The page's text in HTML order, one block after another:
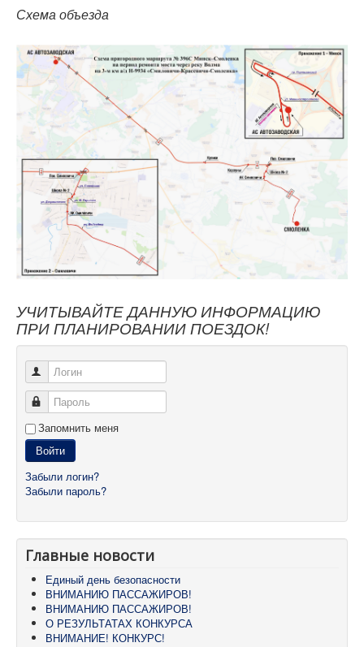
Схема объезда
УЧИТЫВАЙТЕ ДАННУЮ ИНФОРМАЦИЮ
ПРИ ПЛАНИРОВАНИИ ПОЕЗДОК!
Логин
Пароль
Запомнить меня
Войти
Забыли логин?
Забыли пароль?
Главные новости
Единый день безопасности
ВНИМАНИЮ ПАССАЖИРОВ!
ВНИМАНИЮ ПАССАЖИРОВ!
О РЕЗУЛЬТАТАХ КОНКУРСА
ВНИМАНИЕ! КОНКУРС!